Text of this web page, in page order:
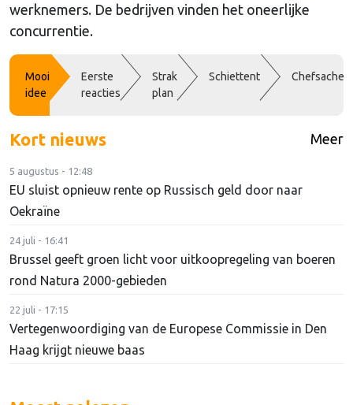
werknemers. De bedrijven vinden het oneerlijke
concurrentie.
Mooi
idee
Eerste
reacties
Strak
plan
Schiettent Chefsache
Kort nieuws Meer
5 augustus - 12:48
EU sluist opnieuw rente op Russisch geld door naar
Oekraïne
24 juli - 16:41
Brussel geeft groen licht voor uitkoopregeling van boeren
rond Natura 2000-gebieden
22 juli - 17:15
Vertegenwoordiging van de Europese Commissie in Den
Haag krijgt nieuwe baas